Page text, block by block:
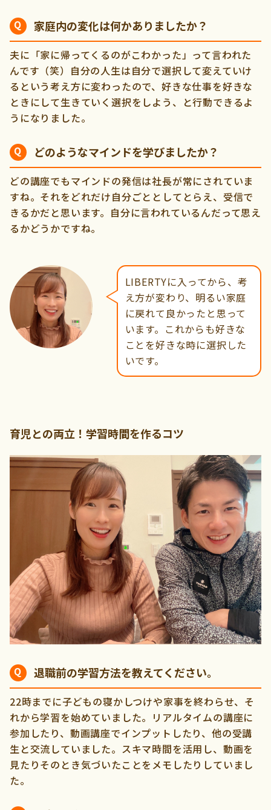
家庭内の変化は何かありましたか？
夫に「家に帰ってくるのがこわかった」って言われた
んです（笑）自分の人生は自分で選択して変えていけ
るという考え方に変わったので、好きな仕事を好きな
ときにして生きていく選択をしよう、と行動できるよ
うになりました。
どのようなマインドを学びましたか？
どの講座でもマインドの発信は社長が常にされていま
すね。それをどれだけ自分ごととしてとらえ、受信で
きるかだと思います。自分に言われているんだって思え
るかどうかですね。
LIBERTYに入ってから、考
え方が変わり、明るい家庭
に戻れて良かったと思って
います。これからも好きな
ことを好きな時に選択した
いです。
育児との両立！学習時間を作るコツ
退職前の学習方法を教えてください。
22時までに子どもの寝かしつけや家事を終わらせ、そ
れから学習を始めていました。リアルタイムの講座に
参加したり、動画講座でインプットしたり、他の受講
生と交流していました。スキマ時間を活用し、動画を
見たりそのとき気づいたことをメモしたりしていまし
た。